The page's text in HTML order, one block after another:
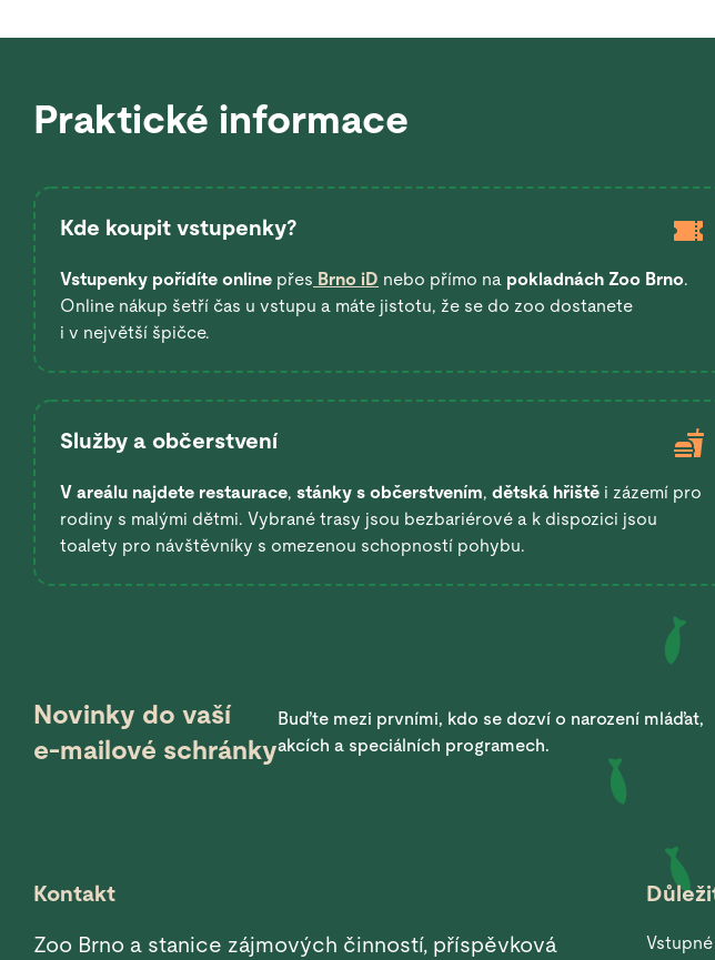
Praktické informace
Kde koupit vstupenky?
Vstupenky pořídíte online přes Brno iD nebo přímo na pokladnách Zoo Brno.
Online nákup šetří čas u vstupu a máte jistotu, že se do zoo dostanete
i v největší špičce.
Služby a občerstvení
V areálu najdete restaurace, stánky s občerstvením, dětská hřiště i zázemí pro
rodiny s malými dětmi. Vybrané trasy jsou bezbariérové a k dispozici jsou
toalety pro návštěvníky s omezenou schopností pohybu.
Novinky do vaší
e-mailové schránky
Buďte mezi prvními, kdo se dozví o narození mláďat,
akcích a speciálních programech.
Kontakt
Zoo Brno a stanice zájmových činností, příspěvková
Vstupné